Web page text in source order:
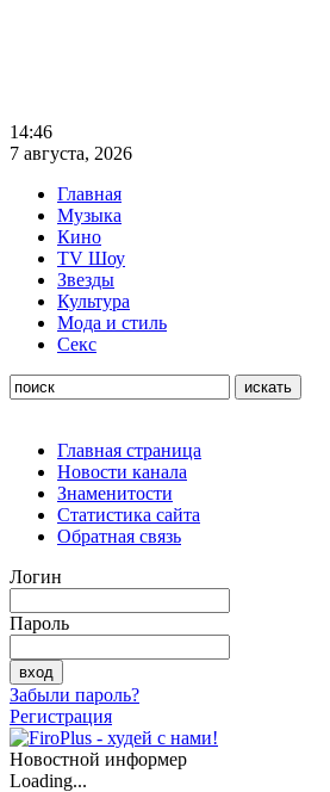
14:46
7 августа, 2026
Главная
Музыка
Кино
TV Шоу
Звезды
Культура
Мода и стиль
Секс
Главная страница
Новости канала
Знаменитости
Статистика сайта
Обратная связь
Логин
Пароль
Забыли пароль?
Регистрация
Новостной информер
Loading...